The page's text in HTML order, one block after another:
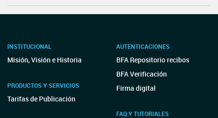
INSTITUCIONAL
Misión, Visión e Historia
PRODUCTOS Y SERVICIOS
Tarifas de Publicación
AUTENTICACIONES
BFA Repositorio recibos
BFA Verificación
Firma digital
FAQ Y TUTORIALES